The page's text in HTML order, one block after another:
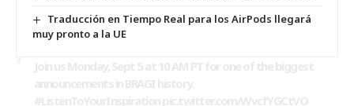
Traducción en Tiempo Real para los AirPods llegará
muy pronto a la UE